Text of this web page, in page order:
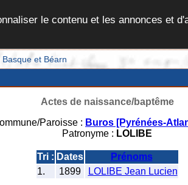
le contenu et les annonces et
et Béarn
Actes de naissance/baptême
Paroisse : Buros [Pyrénées-
Patronyme : LOLIBE
Tri : Dates
Prénoms
1.
1899 LOLIBE Jean Lucien